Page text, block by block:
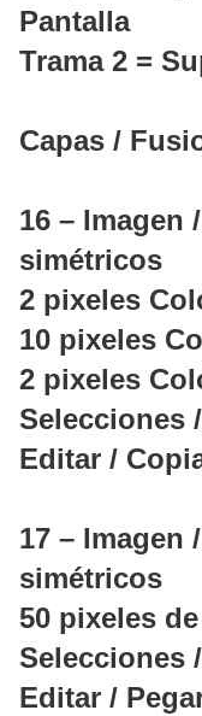
Pantalla
Trama 2 =
Capas /
16 – Imagen
simétricos
2 pixeles
10 pixeles
2 pixeles
Selecciones
Editar /
17 – Imagen
simétricos
50 pixeles
Selecciones
Editar /